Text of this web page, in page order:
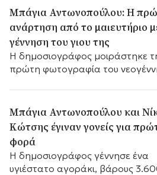
Μπάγια Αντωνοπούλου: Η
ανάρτηση από το μαιευτήριο
γέννηση του γιου της
Η δημοσιογράφος μοιράστηκε
πρώτη φωτογραφία του
Μπάγια Αντωνοπούλου και
Κώτσης έγιναν γονείς για
φορά
Η δημοσιογράφος γέννησε ένα
υγιέστατο αγοράκι, βάρους